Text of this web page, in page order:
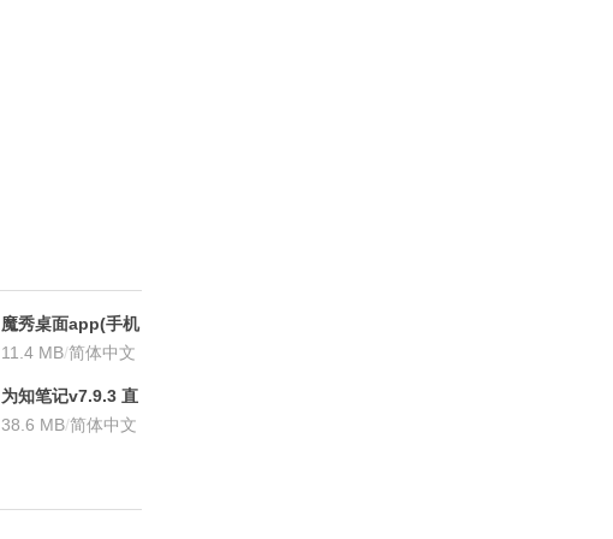
魔秀桌面app(手机
桌面软件)v6.8.6
11.4 MB/简体中文
为知笔记v7.9.3 直
装本地VIP会员版
38.6 MB/简体中文